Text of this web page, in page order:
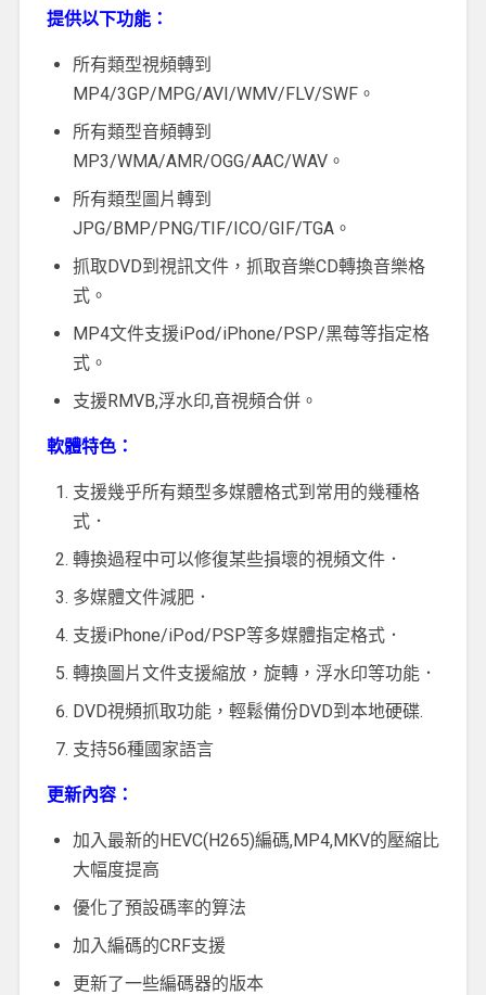
提供以下功能：
所有類型視頻轉到
MP4/3GP/MPG/AVI/WMV/FLV/SWF。
所有類型音頻轉到
MP3/WMA/AMR/OGG/AAC/WAV。
所有類型圖片轉到
JPG/BMP/PNG/TIF/ICO/GIF/TGA。
抓取DVD到視訊文件，抓取音樂CD轉換音樂格
式。
MP4文件支援iPod/iPhone/PSP/黑莓等指定格
式。
支援RMVB,浮水印,音視頻合併。
軟體特色：
支援幾乎所有類型多媒體格式到常用的幾種格
式．
轉換過程中可以修復某些損壞的視頻文件．
多媒體文件減肥．
支援iPhone/iPod/PSP等多媒體指定格式．
轉換圖片文件支援縮放，旋轉，浮水印等功能．
DVD視頻抓取功能，輕鬆備份DVD到本地硬碟.
支持56種國家語言
更新內容：
加入最新的HEVC(H265)編碼,MP4,MKV的壓縮比
大幅度提高
優化了預設碼率的算法
加入編碼的CRF支援
更新了一些編碼器的版本